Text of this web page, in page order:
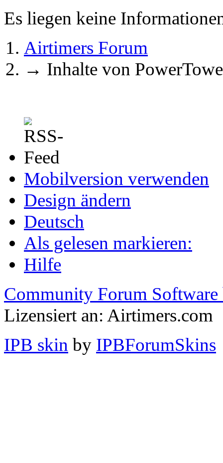
Es liegen keine
Airtimers Forum
→ Inhalte von
Mobilversion verwenden
Design ändern
Deutsch
Als gelesen markieren:
Hilfe
Community Forum Software
Lizensiert an: Airtimers.com
IPB skin by IPBForumSkins